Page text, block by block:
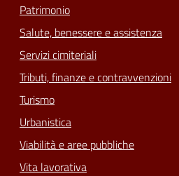
Patrimonio
Salute, benessere e assistenza
Servizi cimiteriali
Tributi, finanze e contravvenzioni
Turismo
Urbanistica
Viabilità e aree pubbliche
Vita lavorativa